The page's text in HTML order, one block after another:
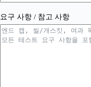
요구 사항 / 참고 사항